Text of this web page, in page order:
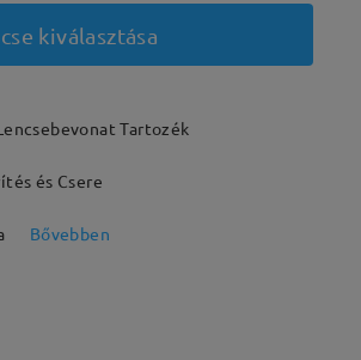
kiválasztása
Tartozék
és Csere
Bővebben